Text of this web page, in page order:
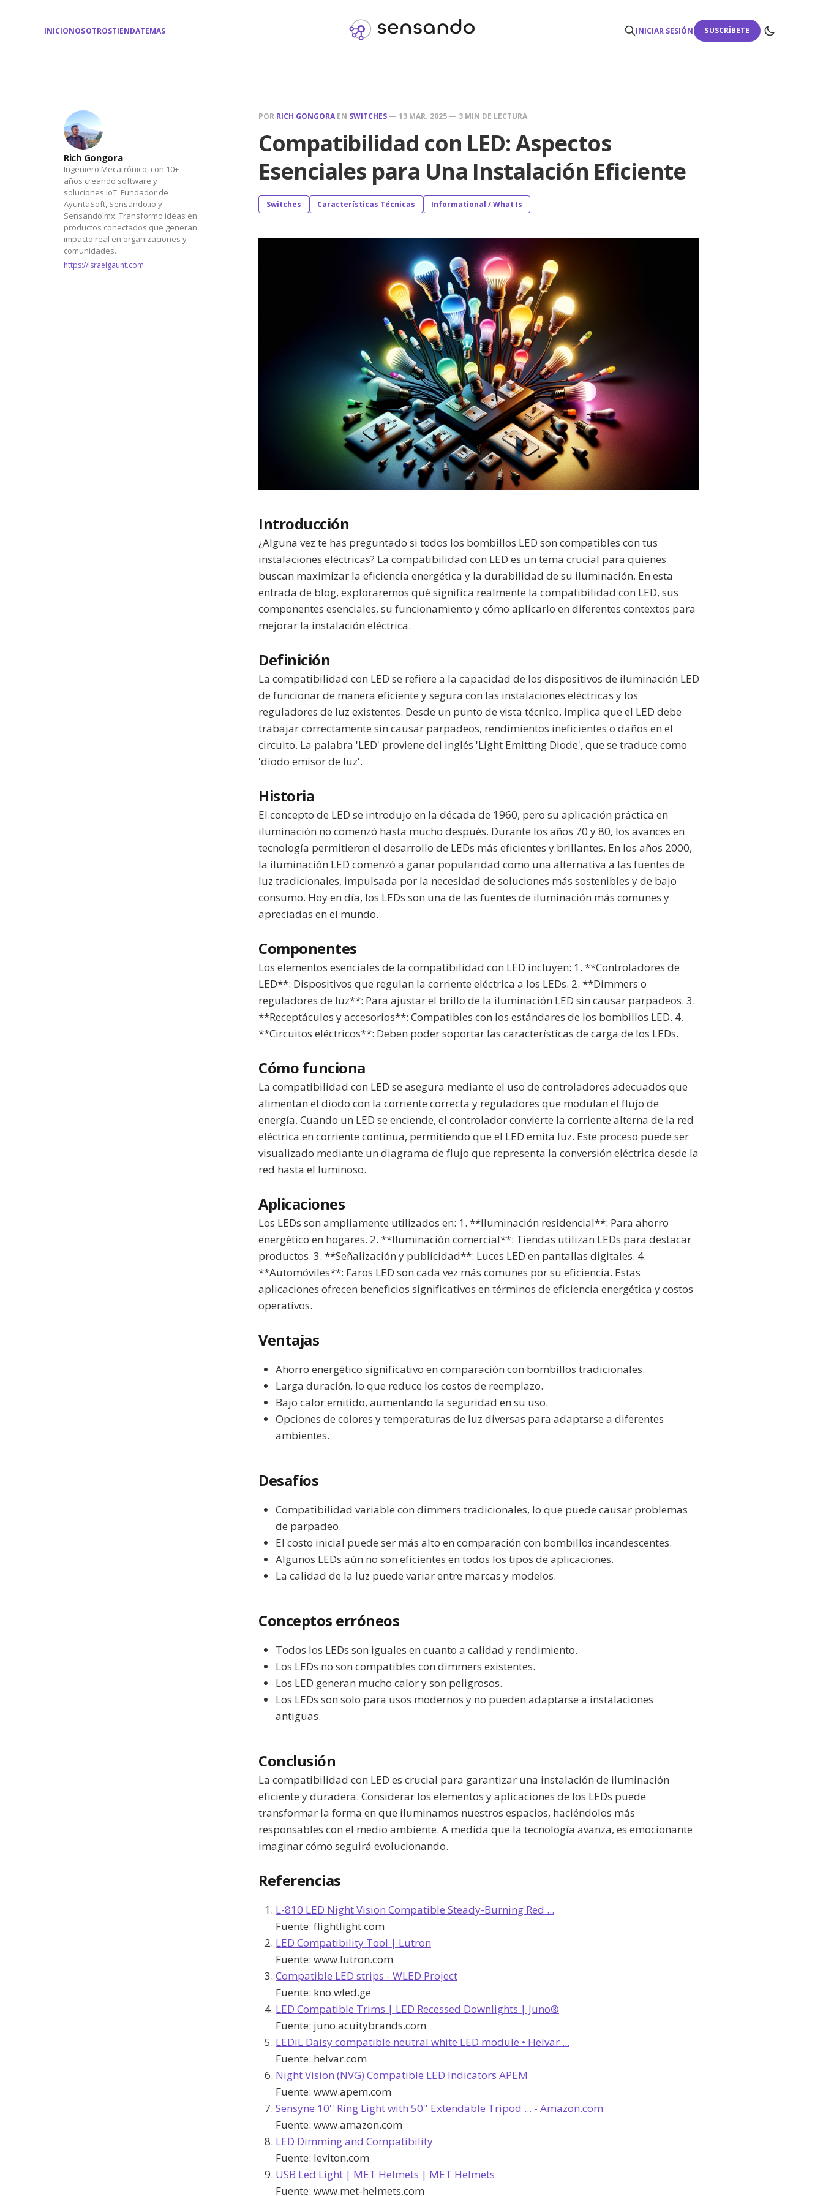
INICIONOSOTROSTIENDATEMAS INICIAR SESIÓN SUSCRÍBETE
Rich Gongora
Ingeniero Mecatrónico, con 10+
años creando software y
soluciones IoT. Fundador de
AyuntaSoft, Sensando.io y
Sensando.mx. Transformo ideas en
productos conectados que generan
impacto real en organizaciones y
comunidades.
https://israelgaunt.com
POR RICH GONGORA EN SWITCHES — 13 MAR. 2025 — 3 MIN DE LECTURA
Compatibilidad con LED: Aspectos
Esenciales para Una Instalación Eficiente
Switches Características Técnicas Informational / What Is
Introducción
¿Alguna vez te has preguntado si todos los bombillos LED son compatibles con tus
instalaciones eléctricas? La compatibilidad con LED es un tema crucial para quienes
buscan maximizar la eficiencia energética y la durabilidad de su iluminación. En esta
entrada de blog, exploraremos qué significa realmente la compatibilidad con LED, sus
componentes esenciales, su funcionamiento y cómo aplicarlo en diferentes contextos para
mejorar la instalación eléctrica.
Definición
La compatibilidad con LED se refiere a la capacidad de los dispositivos de iluminación LED
de funcionar de manera eficiente y segura con las instalaciones eléctricas y los
reguladores de luz existentes. Desde un punto de vista técnico, implica que el LED debe
trabajar correctamente sin causar parpadeos, rendimientos ineficientes o daños en el
circuito. La palabra 'LED' proviene del inglés 'Light Emitting Diode', que se traduce como
'diodo emisor de luz'.
Historia
El concepto de LED se introdujo en la década de 1960, pero su aplicación práctica en
iluminación no comenzó hasta mucho después. Durante los años 70 y 80, los avances en
tecnología permitieron el desarrollo de LEDs más eficientes y brillantes. En los años 2000,
la iluminación LED comenzó a ganar popularidad como una alternativa a las fuentes de
luz tradicionales, impulsada por la necesidad de soluciones más sostenibles y de bajo
consumo. Hoy en día, los LEDs son una de las fuentes de iluminación más comunes y
apreciadas en el mundo.
Componentes
Los elementos esenciales de la compatibilidad con LED incluyen: 1. **Controladores de
LED**: Dispositivos que regulan la corriente eléctrica a los LEDs. 2. **Dimmers o
reguladores de luz**: Para ajustar el brillo de la iluminación LED sin causar parpadeos. 3.
**Receptáculos y accesorios**: Compatibles con los estándares de los bombillos LED. 4.
**Circuitos eléctricos**: Deben poder soportar las características de carga de los LEDs.
Cómo funciona
La compatibilidad con LED se asegura mediante el uso de controladores adecuados que
alimentan el diodo con la corriente correcta y reguladores que modulan el flujo de
energía. Cuando un LED se enciende, el controlador convierte la corriente alterna de la red
eléctrica en corriente continua, permitiendo que el LED emita luz. Este proceso puede ser
visualizado mediante un diagrama de flujo que representa la conversión eléctrica desde la
red hasta el luminoso.
Aplicaciones
Los LEDs son ampliamente utilizados en: 1. **Iluminación residencial**: Para ahorro
energético en hogares. 2. **Iluminación comercial**: Tiendas utilizan LEDs para destacar
productos. 3. **Señalización y publicidad**: Luces LED en pantallas digitales. 4.
**Automóviles**: Faros LED son cada vez más comunes por su eficiencia. Estas
aplicaciones ofrecen beneficios significativos en términos de eficiencia energética y costos
operativos.
Ventajas
Ahorro energético significativo en comparación con bombillos tradicionales.
Larga duración, lo que reduce los costos de reemplazo.
Bajo calor emitido, aumentando la seguridad en su uso.
Opciones de colores y temperaturas de luz diversas para adaptarse a diferentes
ambientes.
Desafíos
Compatibilidad variable con dimmers tradicionales, lo que puede causar problemas
de parpadeo.
El costo inicial puede ser más alto en comparación con bombillos incandescentes.
Algunos LEDs aún no son eficientes en todos los tipos de aplicaciones.
La calidad de la luz puede variar entre marcas y modelos.
Conceptos erróneos
Todos los LEDs son iguales en cuanto a calidad y rendimiento.
Los LEDs no son compatibles con dimmers existentes.
Los LED generan mucho calor y son peligrosos.
Los LEDs son solo para usos modernos y no pueden adaptarse a instalaciones
antiguas.
Conclusión
La compatibilidad con LED es crucial para garantizar una instalación de iluminación
eficiente y duradera. Considerar los elementos y aplicaciones de los LEDs puede
transformar la forma en que iluminamos nuestros espacios, haciéndolos más
responsables con el medio ambiente. A medida que la tecnología avanza, es emocionante
imaginar cómo seguirá evolucionando.
Referencias
L-810 LED Night Vision Compatible Steady-Burning Red ...
Fuente: flightlight.com
LED Compatibility Tool | Lutron
Fuente: www.lutron.com
Compatible LED strips - WLED Project
Fuente: kno.wled.ge
LED Compatible Trims | LED Recessed Downlights | Juno®
Fuente: juno.acuitybrands.com
LEDiL Daisy compatible neutral white LED module • Helvar ...
Fuente: helvar.com
Night Vision (NVG) Compatible LED Indicators APEM
Fuente: www.apem.com
Sensyne 10'' Ring Light with 50'' Extendable Tripod ... - Amazon.com
Fuente: www.amazon.com
LED Dimming and Compatibility
Fuente: leviton.com
USB Led Light | MET Helmets | MET Helmets
Fuente: www.met-helmets.com